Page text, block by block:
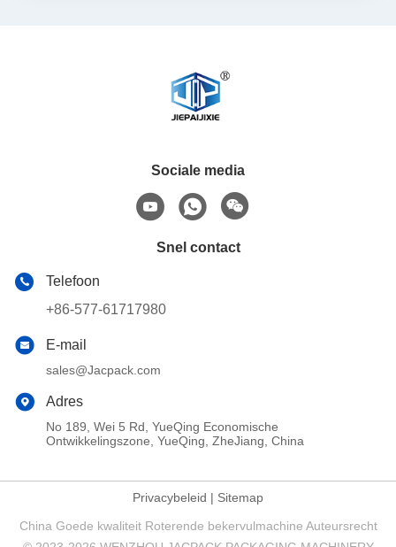
Sociale media
Snel contact
Telefoon
+86-577-61717980
E-mail
sales@Jacpack.com
Adres
No 189, Wei 5 Rd, YueQing Economische
Ontwikkelingszone, YueQing, ZheJiang, China
Privacybeleid | Sitemap
China Goede kwaliteit Roterende bekervulmachine Auteursrecht